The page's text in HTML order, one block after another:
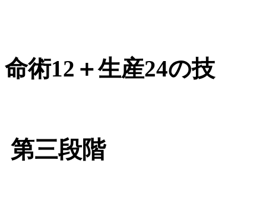
命術12＋生産24の技
第三段階